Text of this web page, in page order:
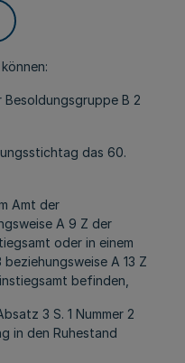
B 2
das 60.
Amt der
A 9 Z der
oder in einem
A 13 Z
befinden,
3 S. 1 Nummer 2
in den Ruhestand